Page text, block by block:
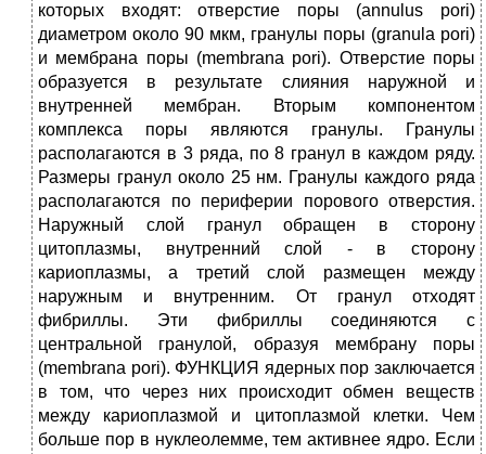
которых входят: отверстие поры (annulus pori)
диаметром около 90 мкм, гранулы поры (granula pori)
и мембрана поры (membrana pori). Отверстие поры
образуется в результате слияния наружной и
внутренней мембран. Вторым компонентом
комплекса поры являются гранулы. Гранулы
располагаются в 3 ряда, по 8 гранул в каждом ряду.
Размеры гранул около 25 нм. Гранулы каждого ряда
располагаются по периферии порового отверстия.
Наружный слой гранул обращен в сторону
цитоплазмы, внутренний слой - в сторону
кариоплазмы, а третий слой размещен между
наружным и внутренним. От гранул отходят
фибриллы. Эти фибриллы соединяются с
центральной гранулой, образуя мембрану поры
(membrana pori). ФУНКЦИЯ ядерных пор заключается
в том, что через них происходит обмен веществ
между кариоплазмой и цитоплазмой клетки. Чем
больше пор в нуклеолемме, тем активнее ядро. Если